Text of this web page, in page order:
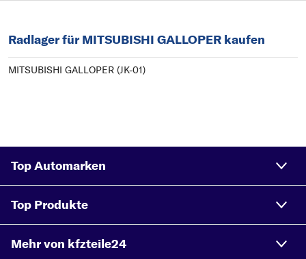
Radlager für MITSUBISHI GALLOPER kaufen
MITSUBISHI GALLOPER (JK-01)
Top Automarken
Top Produkte
Mehr von kfzteile24